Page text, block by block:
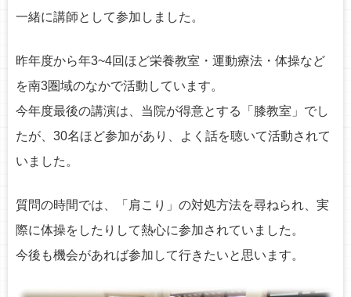
一緒に講師として参加しました。
昨年度から年3~4回ほど栄養教室・運動療法・体操など
を南3圏域のなかで活動しています。
今年度最後の講演は、当院が得意とする「膝教室」でし
たが、30名ほど参加があり、よく話を聴いて活動されて
いました。
質問の時間では、「肩こり」の対処方法を尋ねられ、実
際に体操をしたりして熱心に参加されていました。
今後も機会があれば参加して行きたいと思います。